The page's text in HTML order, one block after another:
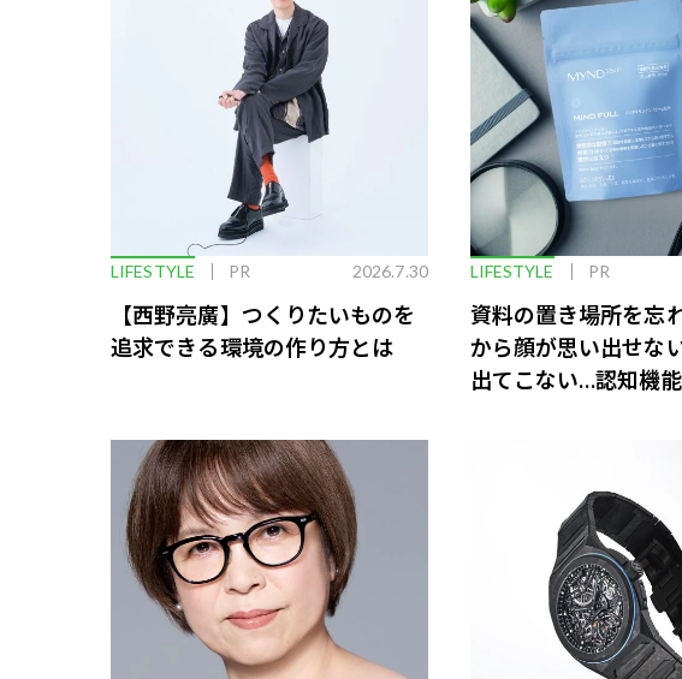
LIFESTYLE PR 2026.7.30
【西野亮廣】つくりたいものを
追求できる環境の作り方とは
LIFESTYLE PR
資料の置き場所を忘
から顔が思い出せな
出てこない…認知機